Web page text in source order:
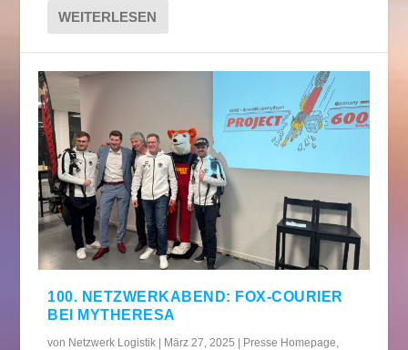
WEITERLESEN
100. NETZWERKABEND: FOX-COURIER
BEI MYTHERESA
von Netzwerk Logistik | März 27, 2025 | Presse Homepage